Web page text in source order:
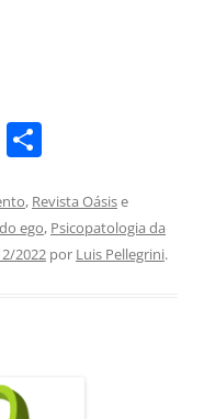
E
ar
e
, Revista Oásise
ego, Psicopatologia da
2022 por Luis Pellegrini.